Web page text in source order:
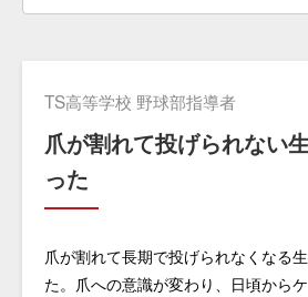
TS高等学校 野球部指導者
爪が割れて投げられない
った
爪が割れて長期で投げられなくなる
た。爪への意識が変わり、日頃から